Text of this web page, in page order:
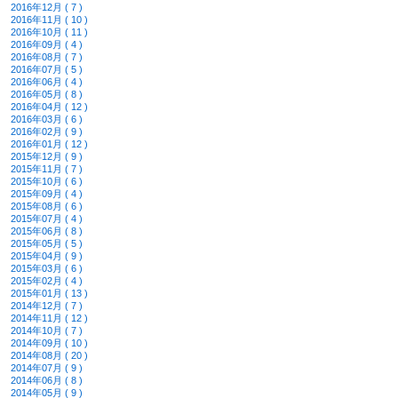
2016年12月 ( 7 )
2016年11月 ( 10 )
2016年10月 ( 11 )
2016年09月 ( 4 )
2016年08月 ( 7 )
2016年07月 ( 5 )
2016年06月 ( 4 )
2016年05月 ( 8 )
2016年04月 ( 12 )
2016年03月 ( 6 )
2016年02月 ( 9 )
2016年01月 ( 12 )
2015年12月 ( 9 )
2015年11月 ( 7 )
2015年10月 ( 6 )
2015年09月 ( 4 )
2015年08月 ( 6 )
2015年07月 ( 4 )
2015年06月 ( 8 )
2015年05月 ( 5 )
2015年04月 ( 9 )
2015年03月 ( 6 )
2015年02月 ( 4 )
2015年01月 ( 13 )
2014年12月 ( 7 )
2014年11月 ( 12 )
2014年10月 ( 7 )
2014年09月 ( 10 )
2014年08月 ( 20 )
2014年07月 ( 9 )
2014年06月 ( 8 )
2014年05月 ( 9 )